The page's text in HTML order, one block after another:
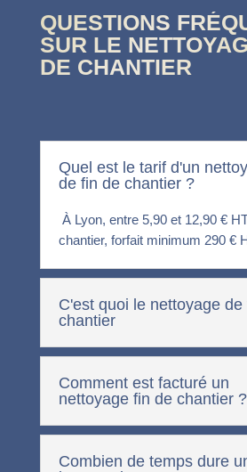
QUESTIONS
SUR LE
DE CHANTIER
Quel est le tarif d'un
de fin de chantier ?
À Lyon, entre 5,90 et 12,90 €
chantier, forfait minimum 290 €
C'est quoi le nettoyage de
chantier
Comment est facturé un
nettoyage fin de chantier ?
Combien de temps dure